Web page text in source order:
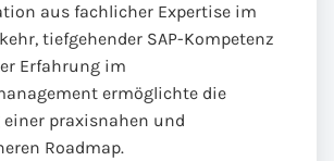
aus fachlicher Expertise im
tiefgehender SAP-Kompetenz
Erfahrung im
ermöglichte die
praxisnahen und
Roadmap.